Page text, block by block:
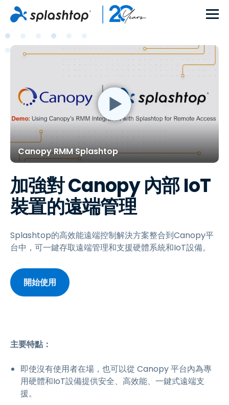
Canopy RMM Splashtop
加強對 Canopy 內部 IoT
裝置的遠端管理
Splashtop的高效能遠端控制解決方案整合到Canopy平
台中，可一鍵存取遠端管理和支援硬體系統和IoT設備。
開始使用
主要特點：
即使沒有使用者在場，也可以從 Canopy 平台內為專
用硬體和IoT設備提供安全、高效能、一鍵式遠端支
援。